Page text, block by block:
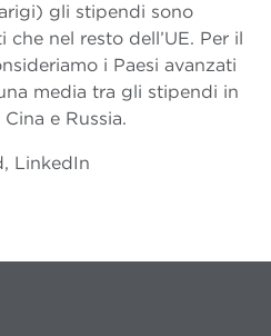
gli stipendi sono
nel resto dell’UE. Per il
i Paesi avanzati
media tra gli stipendi in
e Russia.
LinkedIn